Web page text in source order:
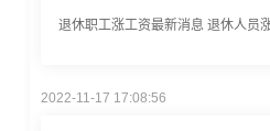
律师回答区